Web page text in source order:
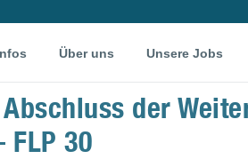
Über uns Unsere Jobs
der
30